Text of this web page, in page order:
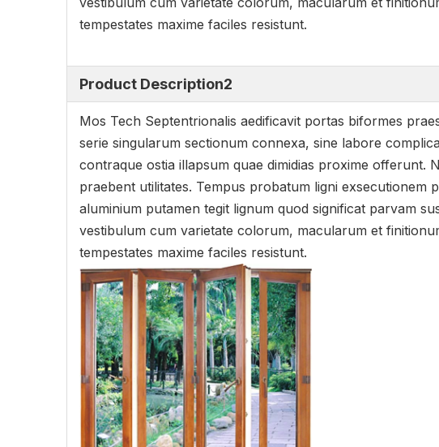
tempestates maxime faciles resistunt.
Product Description2
Mos Tech Septentrionalis aedificavit portas biformes
serie singularum sectionum connexa, sine labore
contraque ostia illapsum quae dimidias proxime
praebent utilitates. Tempus probatum ligni
aluminium putamen tegit lignum quod significat parvam
vestibulum cum varietate colorum, macularum et
tempestates maxime faciles resistunt.